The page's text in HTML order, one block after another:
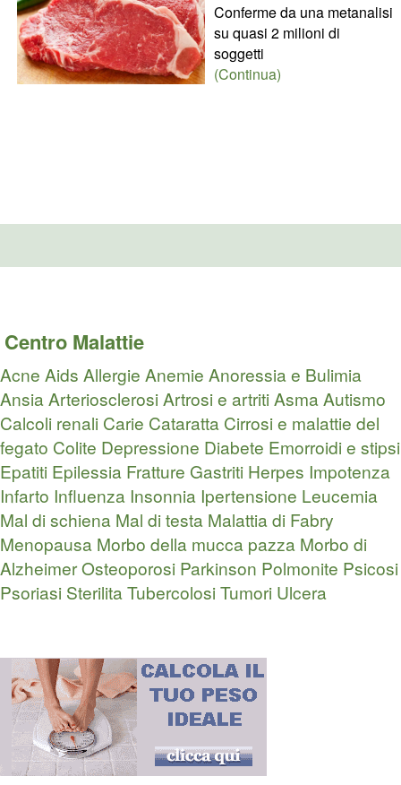
Conferme da una metanalisi
su quasi 2 milioni di
soggetti
(Continua)
Centro Malattie
Acne Aids Allergie Anemie Anoressia e Bulimia
AnsiaArteriosclerosiArtrosi e artritiAsmaAutismo
Calcoli renali Carie Cataratta Cirrosi e malattie del
fegato Colite Depressione Diabete Emorroidi e stipsi
Epatiti Epilessia Fratture Gastriti Herpes Impotenza
Infarto Influenza Insonnia Ipertensione Leucemia
Mal di schiena Mal di testa Malattia di Fabry
Menopausa Morbo della mucca pazza Morbo di
AlzheimerOsteoporosi Parkinson Polmonite Psicosi
Psoriasi SterilitaTubercolosiTumori Ulcera